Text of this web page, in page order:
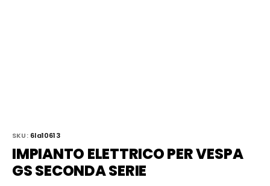
SKU: 6la10613
IMPIANTO ELETTRICO PER VESPA
GS SECONDA SERIE